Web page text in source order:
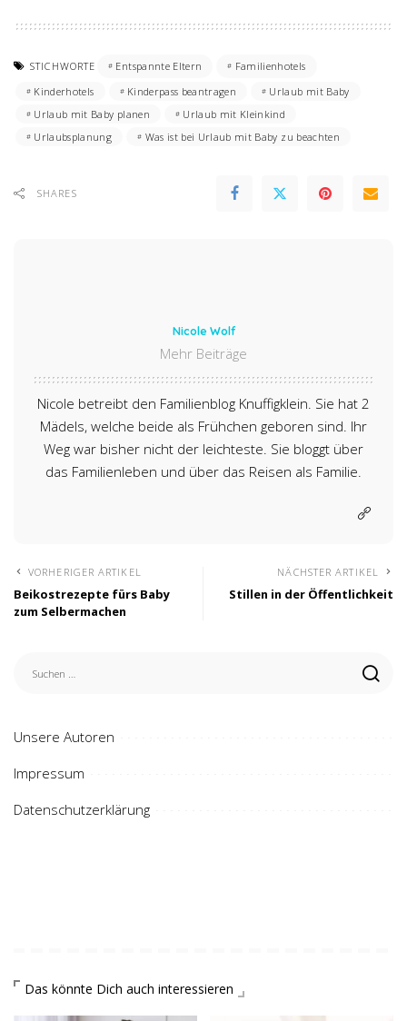
STICHWORTE Entspannte Eltern
Familienhotels
Kinderhotels
Kinderpass beantragen
Urlaub mit Baby
Urlaub mit Baby planen
Urlaub mit Kleinkind
Urlaubsplanung
Was ist bei Urlaub mit Baby zu beachten
SHARES
Nicole Wolf
Mehr Beiträge
Nicole betreibt den Familienblog Knuffigklein. Sie hat 2
Mädels, welche beide als Frühchen geboren sind. Ihr
Weg war bisher nicht der leichteste. Sie bloggt über
das Familienleben und über das Reisen als Familie.
VORHERIGER ARTIKEL
Beikostrezepte fürs Baby
zum Selbermachen
NÄCHSTER ARTIKEL
Stillen in der Öffentlichkeit
Unsere Autoren
Impressum
Datenschutzerklärung
Das könnte Dich auch interessieren